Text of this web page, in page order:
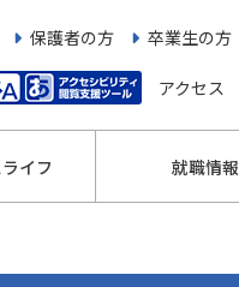
保護者の方 卒業生の方
アクセス
イフ 就職情報